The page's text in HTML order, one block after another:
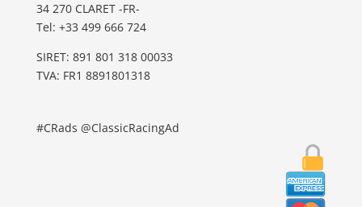
34 270 CLARET -FR-
Tel: ‭+33 499 666 724‬
SIRET: 891 801 318 00033
TVA: FR1 8891801318
#CRads @ClassicRacingAd